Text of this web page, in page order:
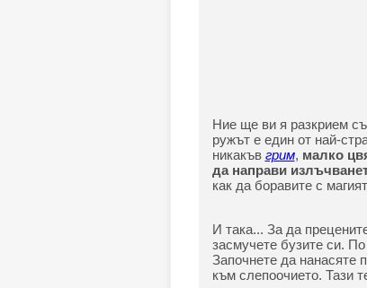
Ние ще ви я разкрием
ружът е един от най-
никакъв грим, малко
да направи
как да боравите с
И така... За да
засмучете бузите си.
Започнете да нанасяте
към слепоочието. Тази